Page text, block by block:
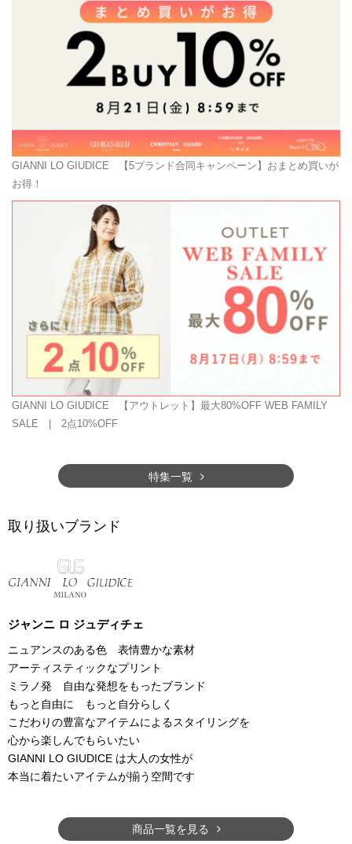
GIANNI LO GIUDICE 【5ブランド合同キャンペーン】おまとめ買いが
お得！
GIANNI LO GIUDICE 【アウトレット】最大80%OFF WEB FAMILY
SALE | 2点10%OFF
特集一覧
取り扱いブランド
ジャンニ ロ ジュディチェ
ニュアンスのある色 表情豊かな素材
アーティスティックなプリント
ミラノ発 自由な発想をもったブランド
もっと自由に もっと自分らしく
こだわりの豊富なアイテムによるスタイリングを
心から楽しんでもらいたい
GIANNI LO GIUDICE は大人の女性が
本当に着たいアイテムが揃う空間です
商品一覧を見る